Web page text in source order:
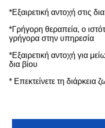
*Εξαιρετική αντοχή στις
*Γρήγορη θεραπεία, ο
γρήγορα στην υπηρεσία
*Εξαιρετική αντοχή για
δια βίου
* Επεκτείνετε τη